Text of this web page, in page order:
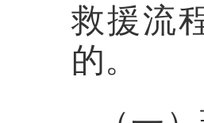
救援流
的。